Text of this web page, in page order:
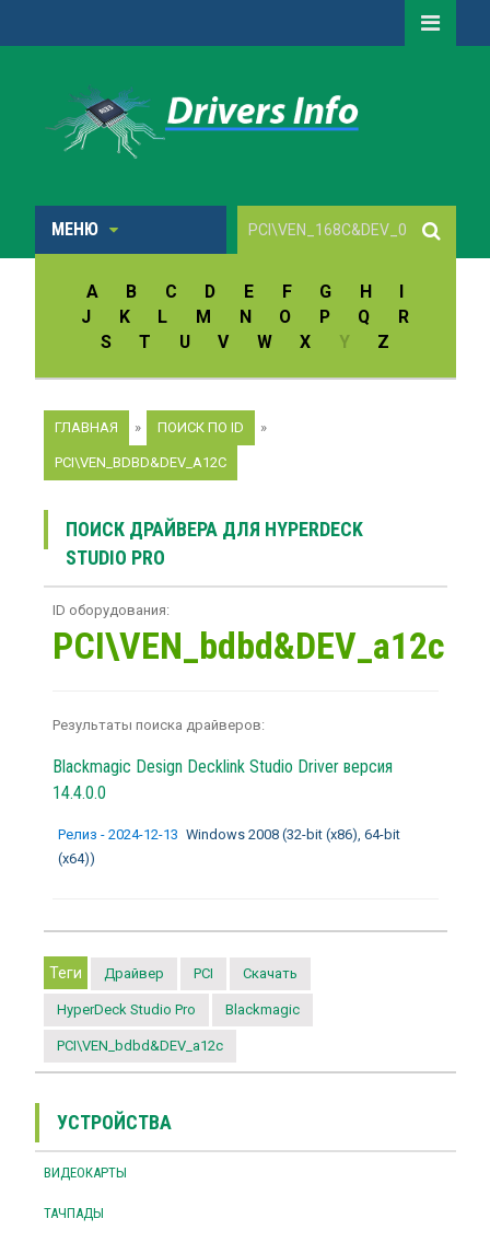
МЕНЮ
A B C D E F G H
I
J
K L M N O P Q
R
S
T U V W X Y Z
ГЛАВНАЯ » ПОИСК ПО ID »
PCI\VEN_BDBD&DEV_A12C
ПОИСК ДРАЙВЕРА ДЛЯ HYPERDECK
STUDIO PRO
ID оборудования:
PCI\VEN_bdbd&DEV_a12c
Результаты поиска драйверов:
Blackmagic Design Decklink Studio Driverверсия
14.4.0.0
Релиз - 2024-12-13 Windows 2008 (32-bit (x86), 64-bit
(x64))
Теги Драйвер PCI Скачать
HyperDeck Studio Pro Blackmagic
PCI\VEN_bdbd&DEV_a12c
УСТРОЙСТВА
ВИДЕОКАРТЫ
ТАЧПАДЫ